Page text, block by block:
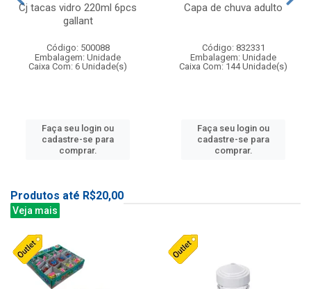
Cj tacas vidro 220ml 6pcs
gallant
Código: 500088
Embalagem: Unidade
Caixa Com: 6 Unidade(s)
Faça seu login ou
cadastre-se para
comprar.
Capa de chuva adulto
Código: 832331
Embalagem: Unidade
Caixa Com: 144 Unidade(s)
Faça seu login ou
cadastre-se para
comprar.
Produtos até R$20,00
Veja mais